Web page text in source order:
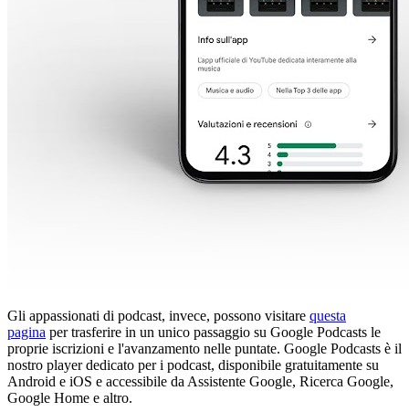
Gli appassionati di podcast, invece, possono visitare questa
pagina per trasferire in un unico passaggio su Google Podcasts le
proprie iscrizioni e l'avanzamento nelle puntate. Google Podcasts è il
nostro player dedicato per i podcast, disponibile gratuitamente su
Android e iOS e accessibile da Assistente Google, Ricerca Google,
Google Home e altro.